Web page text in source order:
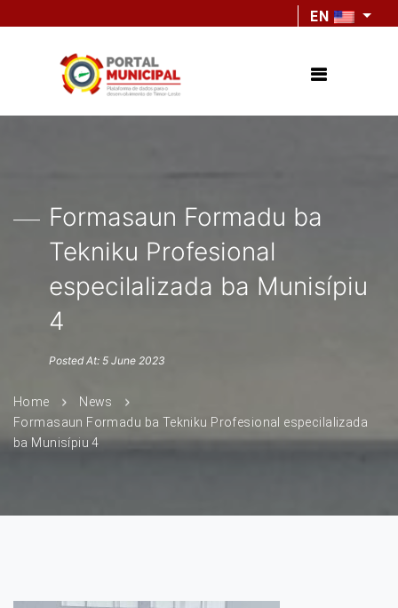
EN
Formasaun Formadu ba
Tekniku Profesional
especilalizada ba Munisípiu
4
Posted At: 5 June 2023
Home
News
Formasaun Formadu ba Tekniku Profesional especilalizada
ba Munisípiu 4